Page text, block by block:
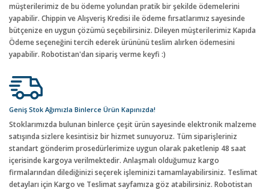
müşterilerimiz de bu ödeme yolundan pratik bir şekilde ödemelerini
yapabilir. Chippin ve Alışveriş Kredisi ile ödeme fırsatlarımız sayesinde
bütçenize en uygun çözümü seçebilirsiniz. Dileyen müşterilerimiz Kapıda
Ödeme seçeneğini tercih ederek ürününü teslim alırken ödemesini
yapabilir. Robotistan'dan sipariş verme keyfi :)
Geniş Stok Ağımızla Binlerce Ürün Kapınızda!
Stoklarımızda bulunan binlerce çeşit ürün sayesinde elektronik malzeme
satışında sizlere kesintisiz bir hizmet sunuyoruz. Tüm siparişleriniz
standart gönderim prosedürlerimize uygun olarak paketlenip 48 saat
içerisinde kargoya verilmektedir. Anlaşmalı olduğumuz kargo
firmalarından dilediğinizi seçerek işleminizi tamamlayabilirsiniz. Teslimat
detayları için Kargo ve Teslimat sayfamıza göz atabilirsiniz. Robotistan